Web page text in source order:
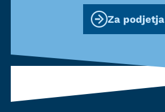
Za podjetja